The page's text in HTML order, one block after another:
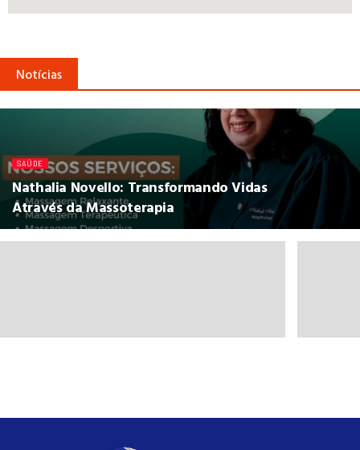
Notícias
SAÚDE
Nathalia Novello: Transformando Vidas
Através da Massoterapia